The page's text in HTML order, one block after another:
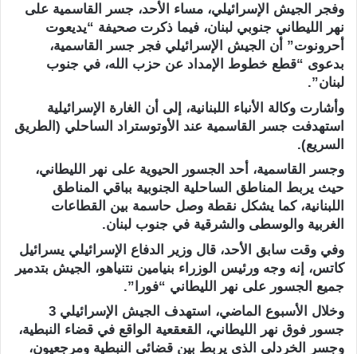
وفجر الجيش الإسرائيلي، مساء الأحد، جسر القاسمية على
نهر الليطاني جنوبي لبنان، فيما ذكرت صحيفة “يديعوت
أحرونوت” أن الجيش الإسرائيلي فجر جسر القاسمية،
بدعوى “قطع خطوط الإمداد عن حزب الله، في جنوب
لبنان”.
وأشارت وكالة الأنباء اللبنانية، إلى أن الغارة الإسرائيلية
استهدفت جسر القاسمية عند الأوتوستراد الساحلي (الطريق
السريع).
وجسر القاسمية، أحد الجسور الحيوية على نهر الليطاني،
حيث يربط المناطق الساحلية الجنوبية بباقي المناطق
اللبنانية، كما يشكل نقطة وصل حاسمة بين القطاعات
الغربية والوسطى والشرقية في جنوب لبنان.​​​​​​​
وفي وقت سابق الأحد، قال وزير الدفاع الإسرائيلي يسرائيل
كاتس، إنه وجه ورئيس الوزراء بنيامين نتنياهو، الجيش بتدمير
جميع الجسور على نهر الليطاني “فورا”.
وخلال الأسبوع الماضي، استهدف الجيش الإسرائيلي 3
جسور فوق نهر الليطاني، القعقعية الواقع في قضاء النبطية،
وجسر الخردلي الذي يربط بين قضائي النبطية ومرجعيون،